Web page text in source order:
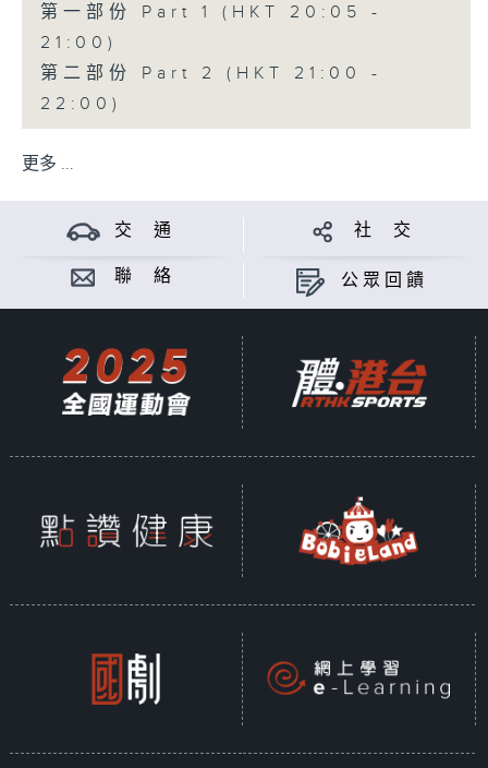
第一部份 Part 1 (HKT 20:05 -
21:00)
第二部份 Part 2 (HKT 21:00 -
22:00)
更多 ...
交 通 社 交
聯 絡 公眾回饋